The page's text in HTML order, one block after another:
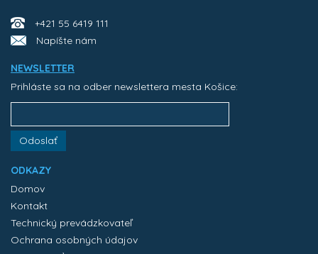
+421 55 6419 111
Napíšte nám
NEWSLETTER
Prihláste sa na odber newslettera mesta Košice:
Odoslať
ODKAZY
Domov
Kontakt
Technický prevádzkovateľ
Ochrana osobných údajov